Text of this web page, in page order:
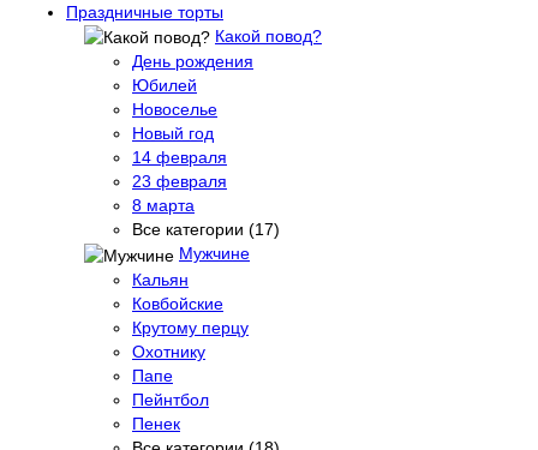
Праздничные торты
Какой повод?
День рождения
Юбилей
Новоселье
Новый год
14 февраля
23 февраля
8 марта
Все категории (17)
Мужчине
Кальян
Ковбойские
Крутому перцу
Охотнику
Папе
Пейнтбол
Пенек